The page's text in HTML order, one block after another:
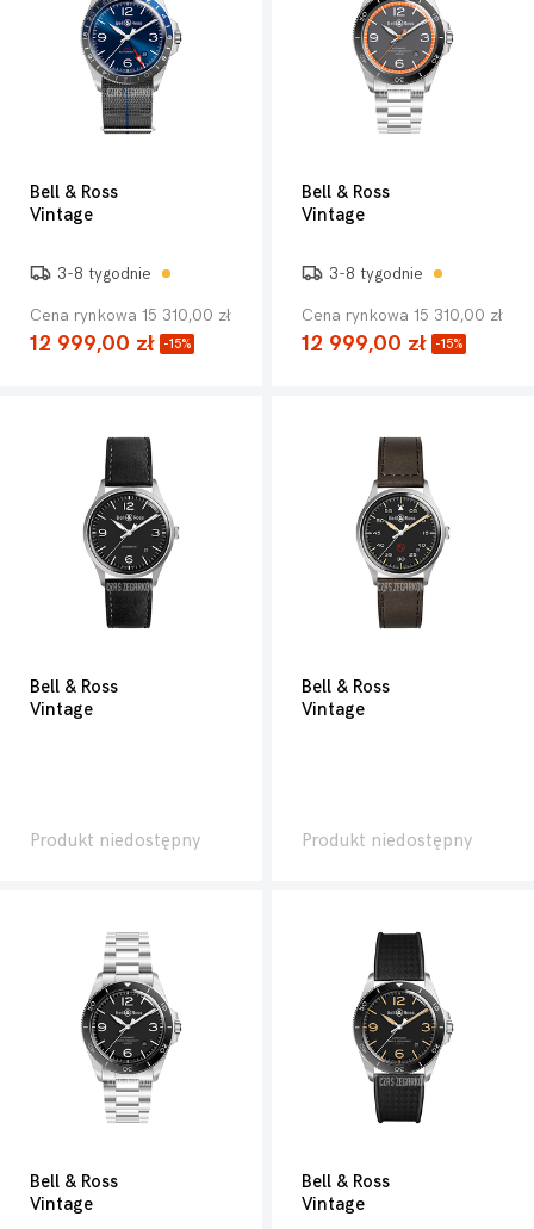
Bell & Ross
Vintage
3-8 tygodnie
Cena rynkowa 15 310,00 zł
12 999,00 zł -15%
Bell & Ross
Vintage
3-8 tygodnie
Cena rynkowa 15 310,00 zł
12 999,00 zł -15%
Bell & Ross
Vintage
Produkt niedostępny
Bell & Ross
Vintage
Produkt niedostępny
Bell & Ross
Vintage
Bell & Ross
Vintage